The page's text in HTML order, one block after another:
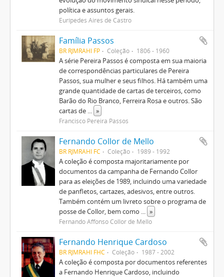
política e assuntos gerais.
Eurípedes Aires de Castro
Família Passos
BR RJMRAHI FP Coleção 1806 - 1960
A série Pereira Passos é composta em sua maioria
de correspondências particulares de Pereira
Passos, sua mulher e seus filhos. Há também uma
grande quantidade de cartas de terceiros, como
Barão do Rio Branco, Ferreira Rosa e outros. São
cartas de ... »
Francisco Pereira Passos
Fernando Collor de Mello
BR RJMRAHI FC Coleção 1989 - 1992
A coleção é composta majoritariamente por
documentos da campanha de Fernando Collor
para as eleições de 1989, incluindo uma variedade
de panfletos, cartazes, adesivos, entre outros.
Também contém um livreto sobre o programa de
posse de Collor, bem como ... »
Fernando Affonso Collor de Mello
Fernando Henrique Cardoso
BR RJMRAHI FHC Coleção 1987 - 2002
A coleção é composta por documentos referentes
a Fernando Henrique Cardoso, incluindo